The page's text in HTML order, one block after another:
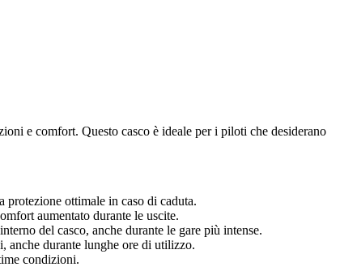
e comfort. Questo casco è ideale per i piloti che desiderano
protezione ottimale in caso di caduta.
aumentato durante le uscite.
del casco, anche durante le gare più intense.
anche durante lunghe ore di utilizzo.
condizioni.